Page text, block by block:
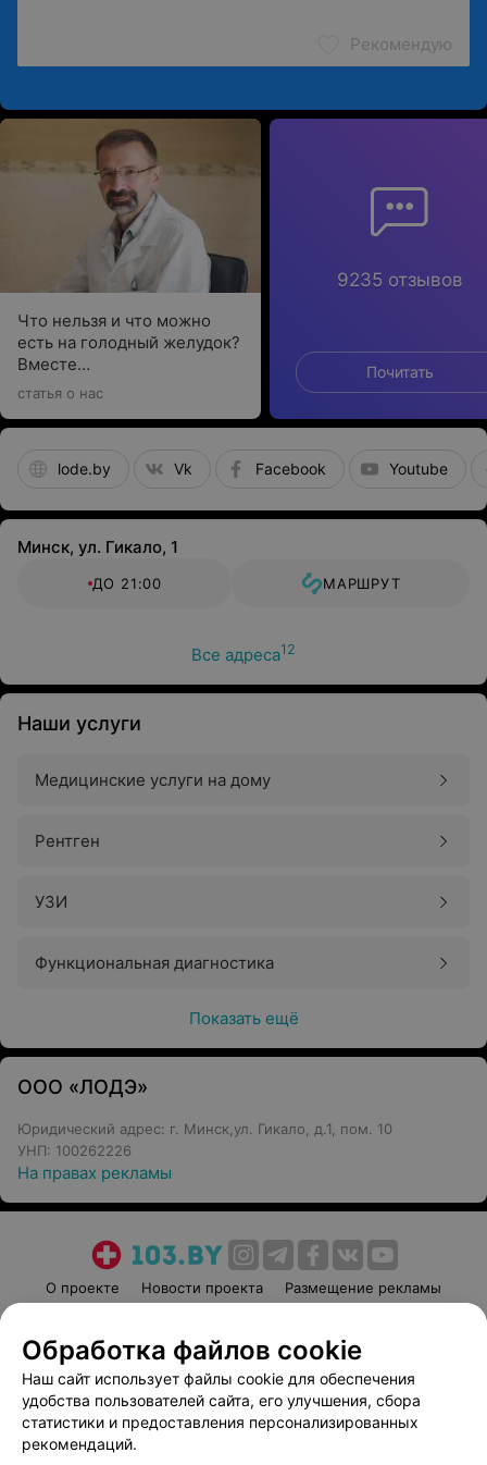
Рекомендую
Что нельзя и что можно
есть на голодный желудок?
Вместе
с гастроэнтерологом
варианты
статья о нас
9235 отзывов
Почитать
lode.by Vk Facebook Youtube
Минск, ул. Гикало, 1
ДО 21:00 МАРШРУТ
Все адреса12
Наши услуги
Медицинские услуги на дому
Рентген
УЗИ
Функциональная диагностика
Показать ещё
ООО «ЛОДЭ»
Юридический адрес: г. Минск,ул. Гикало, д.1, пом. 10
УНП: 100262226
На правах рекламы
О проекте Новости проекта
Размещение рекламы
Пользовательское соглашение
Способы оплаты
Вакансии
Партнеры
Написать руководителю 103.by
Обработка файлов cookie
Наш сайт использует файлы cookie для обеспечения
удобства пользователей сайта, его улучшения, сбора
статистики и предоставления персонализированных
рекомендаций.